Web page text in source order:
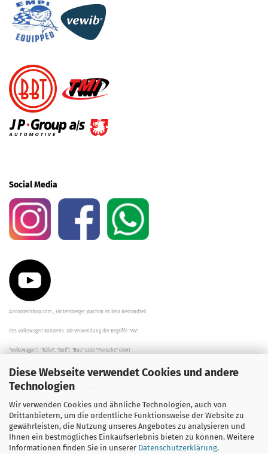
Diese Webseite verwendet Cookies und andere
Technologien
Wir verwenden Cookies und ähnliche Technologien, auch von
Drittanbietern, um die ordentliche Funktionsweise der Website zu
gewährleisten, die Nutzung unseres Angebotes zu analysieren und
Ihnen ein bestmögliches Einkaufserlebnis bieten zu können. Weitere
Informationen finden Sie in unserer Datenschutzerklärung.
Social Media
Aircooledshop.com , Hintersberger Joachim ist kein Bestandteil
des Volkswagen Konzerns. Die Verwendung der Begriffe "VW",
"Volkswagen", "Käfer", "Golf", "Bus" oder "Porsche" dient
der Beschreibung der Teile und stellt in keinem Fall eine direkte
Verbindung zu dem Unternehmen "Volkswagen" her/da.
Die Beschreibungen, Zeichnungen und Angaben zur
Verwendung sind sorgfältig überprüft worden.